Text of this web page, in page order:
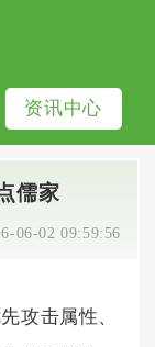
资讯中心
儒家
06-02 09:59:56
攻击属性、